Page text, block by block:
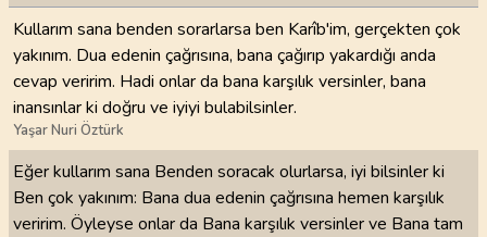
Kullarım sana benden sorarlarsa ben Karîb'im, gerçekten çok
yakınım. Dua edenin çağrısına, bana çağırıp yakardığı anda
cevap veririm. Hadi onlar da bana karşılık versinler, bana
inansınlar ki doğru ve iyiyi bulabilsinler.
Yaşar Nuri Öztürk
Eğer kullarım sana Benden soracak olurlarsa, iyi bilsinler ki
Ben çok yakınım: Bana dua edenin çağrısına hemen karşılık
veririm. Öyleyse onlar da Bana karşılık versinler ve Bana tam